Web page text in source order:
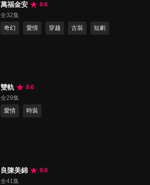
萬福金安
8.6
全32集
奇幻
愛情 穿越 古裝 短劇
雙軌
8.6
全29集
愛情
時裝
良陳美錦
8.8
全41集